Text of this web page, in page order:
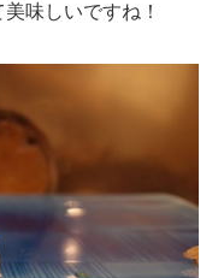
味しいですね！